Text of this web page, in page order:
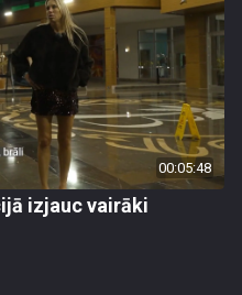
00:05:48
izjauc vairāki